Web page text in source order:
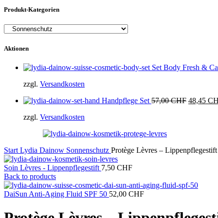
Produkt-Kategorien
Aktionen
Set Body Fresh &
zzgl. Versandkosten
Handpflege Set 57,00CHF 48,45
zzgl. Versandkosten
Start Lydia Dainow Sonnenschutz Protège Lèvres – Lippenpflegestift
Soin Lèvres - Lippenpflegestift 7,50 CHF
Back to products
DaiSun Anti-Aging Fluid SPF 50 52,00 CHF